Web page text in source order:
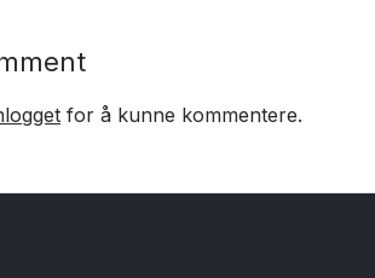
for å kunne kommentere.